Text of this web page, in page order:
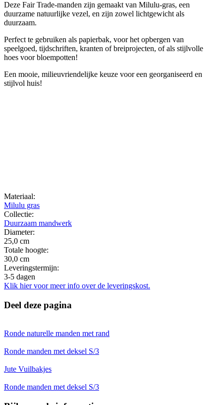
Deze Fair Trade-manden zijn gemaakt van Milulu-gras, een
duurzame natuurlijke vezel, en zijn zowel lichtgewicht als
duurzaam.
Perfect te gebruiken als papierbak, voor het opbergen van
speelgoed, tijdschriften, kranten of breiprojecten, of als stijlvolle
hoes voor bloempotten!
Een mooie, milieuvriendelijke keuze voor een georganiseerd en
stijlvol huis!
Materiaal:
Milulu gras
Collectie:
Duurzaam mandwerk
Diameter:
25,0 cm
Totale hoogte:
30,0 cm
Leveringstermijn:
3-5 dagen
Klik hier voor meer info over de leveringskost.
Deel deze pagina
Ronde naturelle manden met rand
Ronde manden met deksel S/3
Jute Vuilbakjes
Ronde manden met deksel S/3